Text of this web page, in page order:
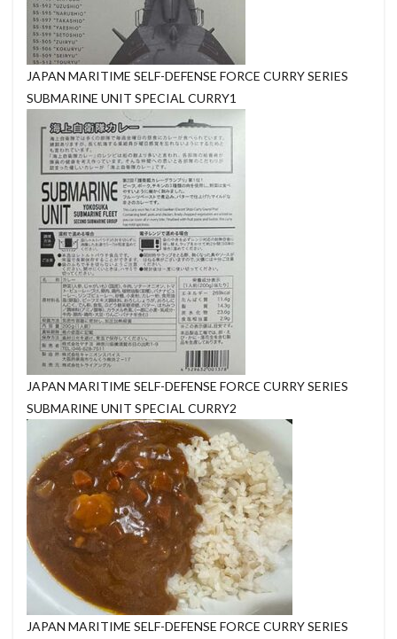
JAPAN MARITIME SELF-DEFENSE FORCE CURRY SERIES
SUBMARINE UNIT SPECIAL CURRY1
JAPAN MARITIME SELF-DEFENSE FORCE CURRY SERIES
SUBMARINE UNIT SPECIAL CURRY2
JAPAN MARITIME SELF-DEFENSE FORCE CURRY SERIES